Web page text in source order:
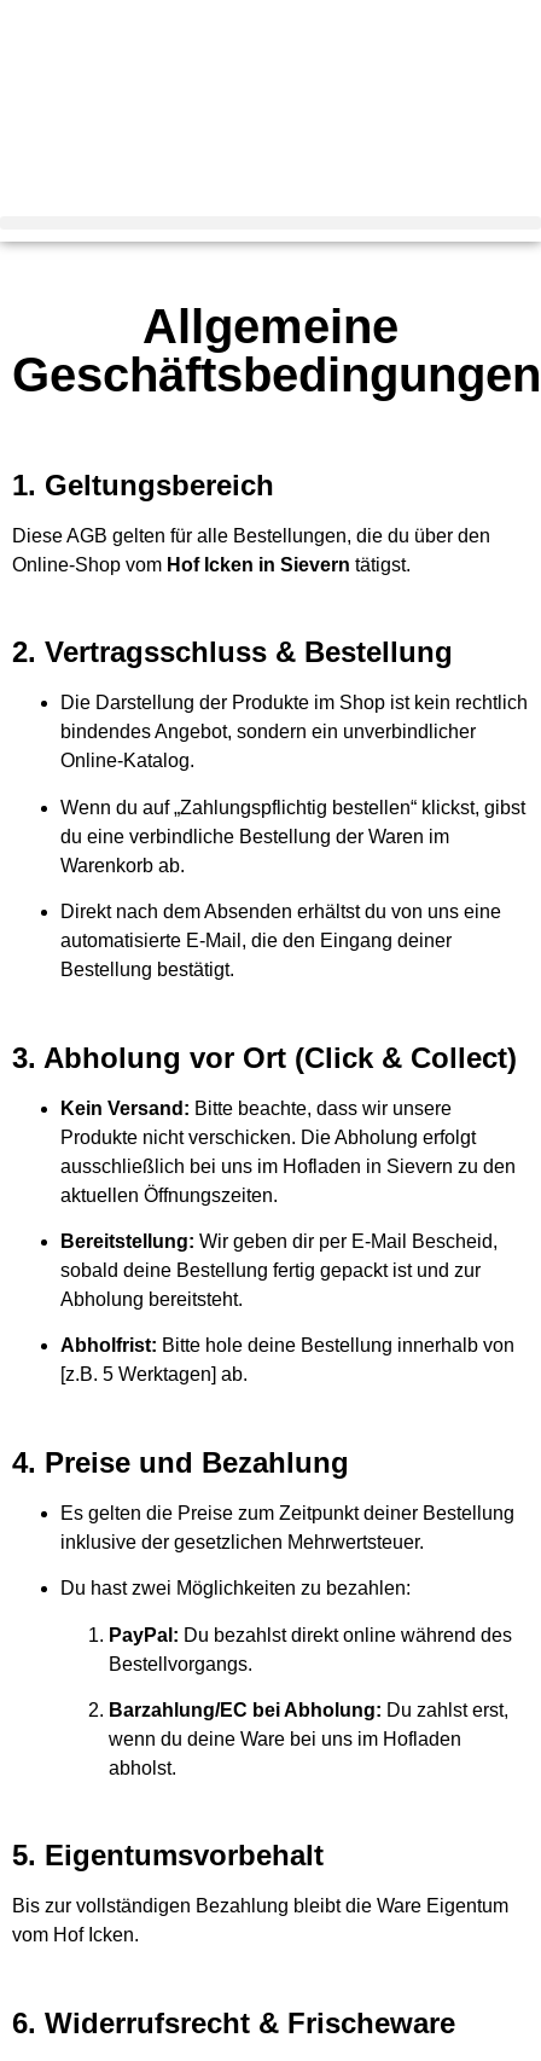
Allgemeine
Geschäftsbedingungen
1. Geltungsbereich
Diese AGB gelten für alle Bestellungen, die du über den
Online-Shop vom Hof Icken in Sievern tätigst.
2. Vertragsschluss & Bestellung
Die Darstellung der Produkte im Shop ist kein rechtlich
bindendes Angebot, sondern ein unverbindlicher
Online-Katalog.
Wenn du auf „Zahlungspflichtig bestellen“ klickst, gibst
du eine verbindliche Bestellung der Waren im
Warenkorb ab.
Direkt nach dem Absenden erhältst du von uns eine
automatisierte E-Mail, die den Eingang deiner
Bestellung bestätigt.
3. Abholung vor Ort (Click & Collect)
Kein Versand: Bitte beachte, dass wir unsere
Produkte nicht verschicken. Die Abholung erfolgt
ausschließlich bei uns im Hofladen in Sievern zu den
aktuellen Öffnungszeiten.
Bereitstellung: Wir geben dir per E-Mail Bescheid,
sobald deine Bestellung fertig gepackt ist und zur
Abholung bereitsteht.
Abholfrist: Bitte hole deine Bestellung innerhalb von
[z.B. 5 Werktagen] ab.
4. Preise und Bezahlung
Es gelten die Preise zum Zeitpunkt deiner Bestellung
inklusive der gesetzlichen Mehrwertsteuer.
Du hast zwei Möglichkeiten zu bezahlen:
PayPal: Du bezahlst direkt online während des
Bestellvorgangs.
Barzahlung/EC bei Abholung: Du zahlst erst,
wenn du deine Ware bei uns im Hofladen
abholst.
5. Eigentumsvorbehalt
Bis zur vollständigen Bezahlung bleibt die Ware Eigentum
vom Hof Icken.
6. Widerrufsrecht & Frischeware